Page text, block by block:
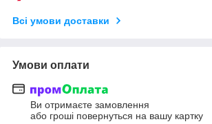
Всі умови доставки
Умови оплати
Ви отримаєте замовлення
або гроші повернуться на вашу картку